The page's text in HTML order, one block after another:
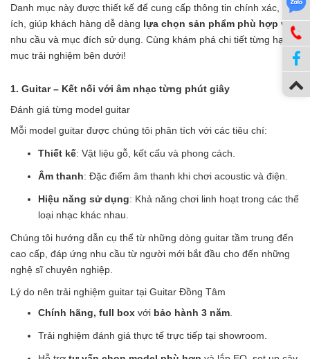
Danh mục này được thiết kế để cung cấp thông tin chính xác, hữu
ích, giúp khách hàng dễ dàng lựa chọn sản phẩm phù hợp với
nhu cầu và mục đích sử dụng. Cùng khám phá chi tiết từng hạng
mục trải nghiệm bên dưới!
1. Guitar – Kết nối với âm nhạc từng phút giây
Đánh giá từng model guitar
Mỗi model guitar được chúng tôi phân tích với các tiêu chí:
Thiết kế: Vật liệu gỗ, kết cấu và phong cách.
Âm thanh: Đặc điểm âm thanh khi chơi acoustic và điện.
Hiệu năng sử dụng: Khả năng chơi linh hoạt trong các thể
loại nhạc khác nhau.
Chúng tôi hướng dẫn cụ thể từ những dòng guitar tầm trung đến
cao cấp, đáp ứng nhu cầu từ người mới bắt đầu cho đến những
nghệ sĩ chuyên nghiệp.
Lý do nên trải nghiệm guitar tại Guitar Đồng Tâm
Chính hãng, full box với bảo hành 3 năm
Trải nghiệm đánh giá thực tế trực tiếp tại showroom.